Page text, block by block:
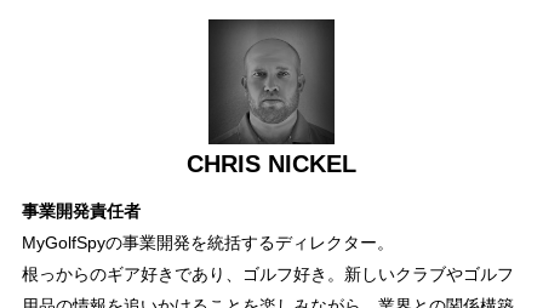
CHRIS NICKEL
事業開発責任者
MyGolfSpyの事業開発を統括するディレクター。
根っからのギア好きであり、ゴルフ好き。新しいクラブやゴルフ